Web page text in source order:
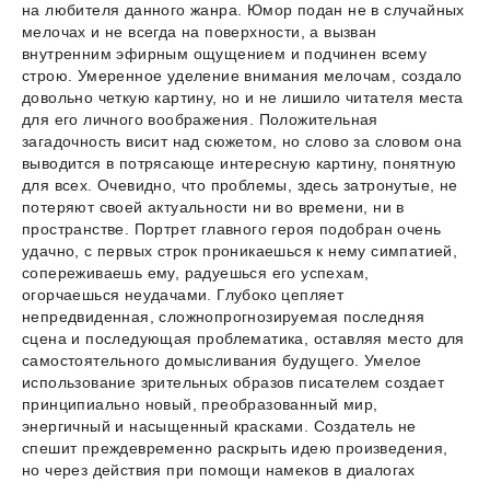
на любителя данного жанра. Юмор подан не в случайных
мелочах и не всегда на поверхности, а вызван
внутренним эфирным ощущением и подчинен всему
строю. Умеренное уделение внимания мелочам, создало
довольно четкую картину, но и не лишило читателя места
для его личного воображения. Положительная
загадочность висит над сюжетом, но слово за словом она
выводится в потрясающе интересную картину, понятную
для всех. Очевидно, что проблемы, здесь затронутые, не
потеряют своей актуальности ни во времени, ни в
пространстве. Портрет главного героя подобран очень
удачно, с первых строк проникаешься к нему симпатией,
сопереживаешь ему, радуешься его успехам,
огорчаешься неудачами. Глубоко цепляет
непредвиденная, сложнопрогнозируемая последняя
сцена и последующая проблематика, оставляя место для
самостоятельного домысливания будущего. Умелое
использование зрительных образов писателем создает
принципиально новый, преобразованный мир,
энергичный и насыщенный красками. Создатель не
спешит преждевременно раскрыть идею произведения,
но через действия при помощи намеков в диалогах